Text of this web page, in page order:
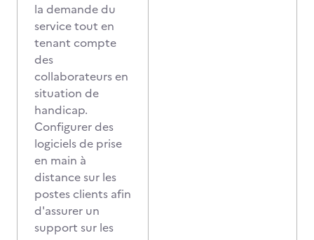
la demande du
service tout en
tenant compte
des
collaborateurs en
situation de
handicap.
Configurer des
logiciels de prise
en main à
distance sur les
postes clients afin
d'assurer un
support sur les